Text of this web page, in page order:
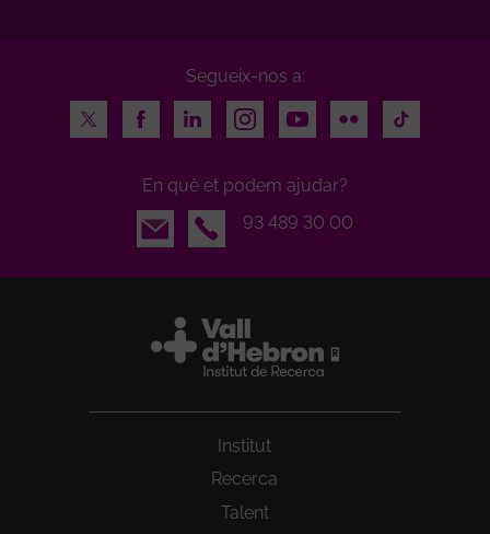
Segueix-nos a:
Twitter
FacebookLinkedInInstagramYoutubeFlickr TikTok
En què et podem ajudar?
Email
93 489 30 00
Institut
Recerca
Talent